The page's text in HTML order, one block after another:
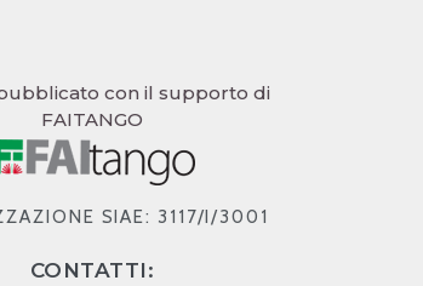
con il supporto di
FAITANGO
SIAE: 3117/I/3001
CONTATTI: